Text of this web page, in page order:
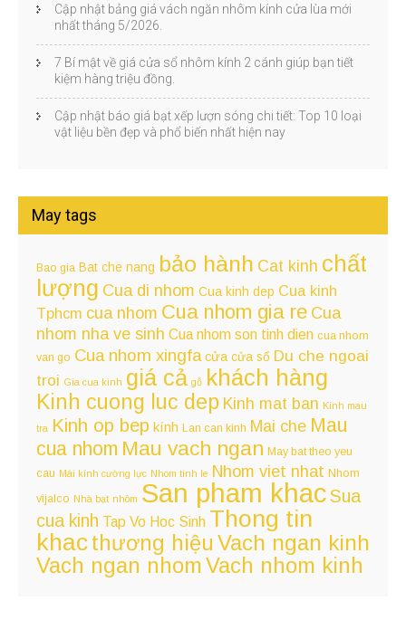
Cập nhật bảng giá vách ngăn nhôm kính cửa lùa mới
nhất tháng 5/2026.
7 Bí mật về giá cửa sổ nhôm kính 2 cánh giúp bạn tiết
kiệm hàng triệu đồng.
Cập nhật báo giá bạt xếp lượn sóng chi tiết: Top 10 loại
vật liệu bền đẹp và phổ biến nhất hiện nay
May tags
Bao gia Bat che nang bảo hành Cat kinh chất
lượng Cua di nhom Cua kinh dep Cua kinh
Tphcm cua nhom Cua nhom gia re Cua
nhom nha ve sinh Cua nhom son tinh dien cua nhom
van go Cua nhom xingfa cửa cửa sổ Du che ngoai
troi Gia cua kinh giá cả gỗ khách hàng
Kinh cuong luc dep Kinh mat ban Kinh mau
tra Kinh op bep kính Lan can kinh Mai che Mau
cua nhom Mau vach ngan May bat theo yeu
cau Mái kính cường lực Nhom tinh le Nhom viet nhat Nhom
vijalco Nhà bạt nhôm San pham khacSua
cua kinh Tap Vo Hoc Sinh Thong tin
khacthương hiệu Vach ngan kinh
Vach ngan nhomVach nhom kinh